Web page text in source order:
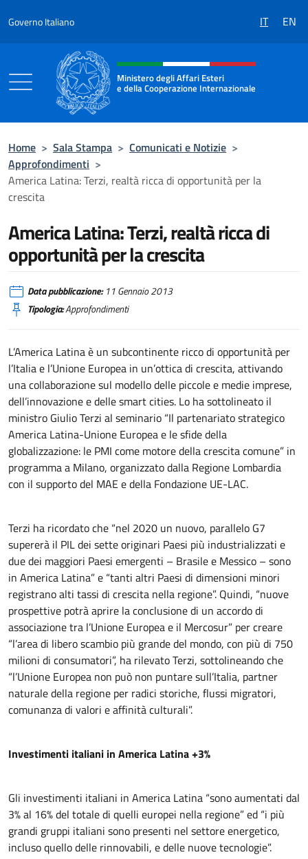
Governo Italiano IT EN
Intestazione sito, social e menù
Ministero degli Affari Esteri
e della Cooperazione Internazionale
Home > Sala Stampa > Comunicati e Notizie >
Approfondimenti >
America Latina: Terzi, realtà ricca di opportunità per la
crescita
America Latina: Terzi, realtà ricca di
opportunità per la crescita
Data pubblicazione:11 Gennaio 2013
Tipologia:Approfondimenti
L’America Latina è un subcontinente ricco di opportunità per
l’Italia e l’Unione Europea in un’ottica di crescita, attivando
una collaborazione sul modello delle piccole e medie imprese,
dell’innovazione e delle smart cities. Lo ha sottolineato il
ministro Giulio Terzi al seminario “Il partenariato strategico
America Latina-Unione Europea e le sfide della
globalizzazione: le PMI come motore della crescita comune” in
programma a Milano, organizzato dalla Regione Lombardia
con il supporto del MAE e della Fondazione UE-LAC.
Terzi ha ricordato che “nel 2020 un nuovo, parallelo G7
supererà il PIL dei sette originari Paesi più industrializzati e
due dei maggiori Paesi emergenti – Brasile e Messico – sono
in America Latina” e “tanti altri Paesi di dimensioni minori
registrano alti tassi di crescita nella regione”. Quindi, “nuove
prospettive potrà aprire la conclusione di un accordo di
associazione tra l’Unione Europea e il Mercosur” per creare
“l’area di libero scambio più grande del mondo, con più di 750
milioni di consumatori”, ha rilevato Terzi, sottolineando che
“l’Unione Europea non può non puntare sull’Italia, partner
naturale della regione per radici storiche, flussi migratori,
comunanza di valori e affinità culturali”.
Investimenti italiani in America Latina +3%
Gli investimenti italiani in America Latina “sono aumentati dal
3% al 16% del totale di quelli europei nella regione” ed “i più
grandi gruppi italiani sono presenti nel settore energetico,
incluso quello delle rinnovabili, e delle nuove tecnologie”.